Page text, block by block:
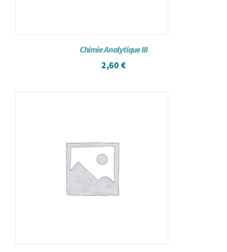
Chimie Analytique III
2,60 €